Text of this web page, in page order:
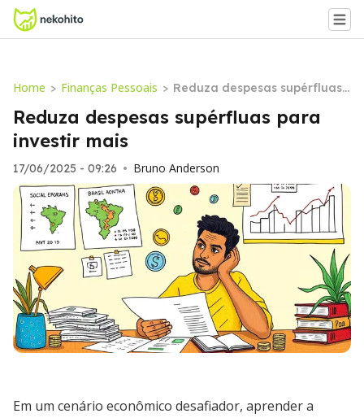
Home > Finanças Pessoais > Reduza despesas supérfluas
para investir mais
Reduza despesas supérfluas para
investir mais
17/06/2025 - 09:26 • Bruno Anderson
Em um cenário econômico desafiador, aprender a